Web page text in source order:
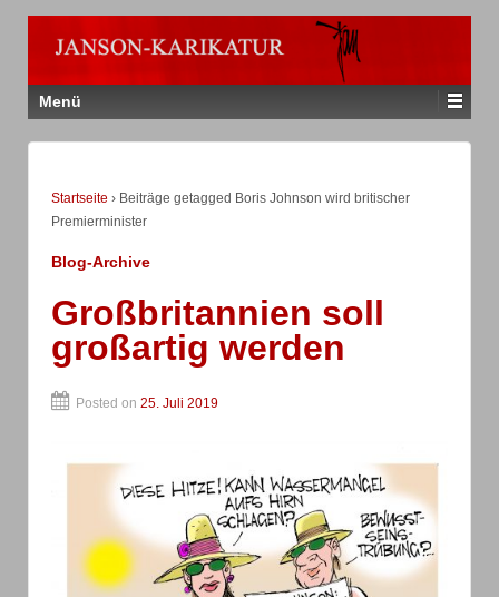
Menü
Startseite › Beiträge getagged Boris Johnson wird britischer
Premierminister
Blog-Archive
Großbritannien soll
großartig werden
Posted on 25. Juli 2019